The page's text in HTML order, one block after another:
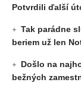
Potvrdili ďalší
Tak parádne
beriem už len
Došlo na
bežných